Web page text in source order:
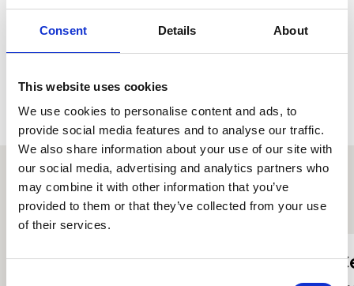
Consent Details About
This website uses cookies
We use cookies to personalise content and ads, to
provide social media features and to analyse our traffic.
We also share information about your use of our site with
our social media, advertising and analytics partners who
may combine it with other information that you’ve
provided to them or that they’ve collected from your use
of their services.
Proffiliau myfyrwyr eraill
Yiwen Lin